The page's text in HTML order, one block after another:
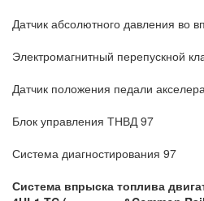
Датчик абсолютного давления во
Электромагнитный перепускной
Датчик положения педали
Блок управления ТНВД 97
Система диагностирования 97
Система впрыска топлива